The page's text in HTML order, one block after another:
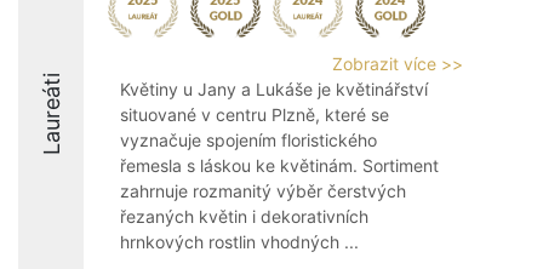
Laureáti
Zobrazit více >>
Květiny u Jany a Lukáše je květinářství
situované v centru Plzně, které se
vyznačuje spojením floristického
řemesla s láskou ke květinám. Sortiment
zahrnuje rozmanitý výběr čerstvých
řezaných květin i dekorativních
hrnkových rostlin vhodných ...